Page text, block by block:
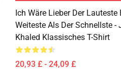
Ich Wäre Lieber Der Lauteste
Weiteste Als Der Schnellste -
Khaled Klassisches T-Shirt
20,93 £ - 24,09 £